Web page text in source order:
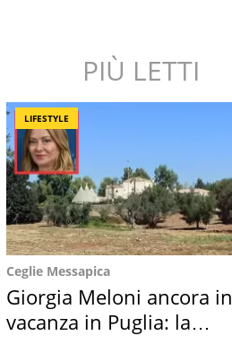
PIÙ LETTI
LIFESTYLE
Ceglie Messapica
Giorgia Meloni ancora in
vacanza in Puglia: la